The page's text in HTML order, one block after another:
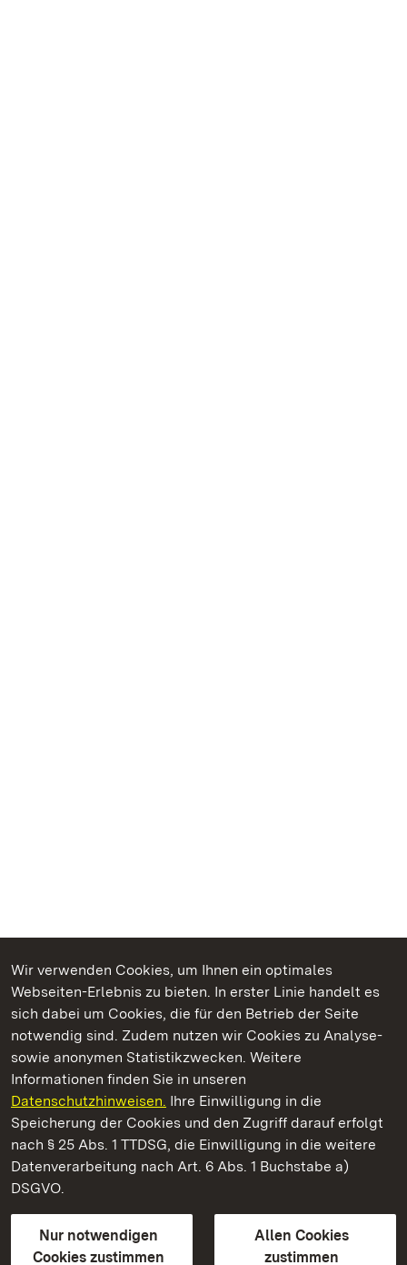
Wir verwenden Cookies, um Ihnen ein optimales
Webseiten-Erlebnis zu bieten. In erster Linie handelt es
sich dabei um Cookies, die für den Betrieb der Seite
notwendig sind. Zudem nutzen wir Cookies zu Analyse-
sowie anonymen Statistikzwecken. Weitere
Informationen finden Sie in unseren
Datenschutzhinweisen. Ihre Einwilligung in die
Speicherung der Cookies und den Zugriff darauf erfolgt
nach § 25 Abs. 1 TTDSG, die Einwilligung in die weitere
Datenverarbeitung nach Art. 6 Abs. 1 Buchstabe a)
DSGVO.
Nur notwendigen
Cookies zustimmen
Allen Cookies
zustimmen
Kommen. Staunen. Genießen.
Staatliche Schlösser und Gärten Baden‑Württemberg
Staatliche Schlösser und Gärten Baden-Württemberg
Kontakt
GebärdenspracheLeichte Sprache
Erklärung zur Barrierefreiheit
BITV-konform (geprüfte Seiten)